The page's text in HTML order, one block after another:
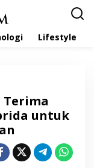
Lifestyle
Terima
untuk